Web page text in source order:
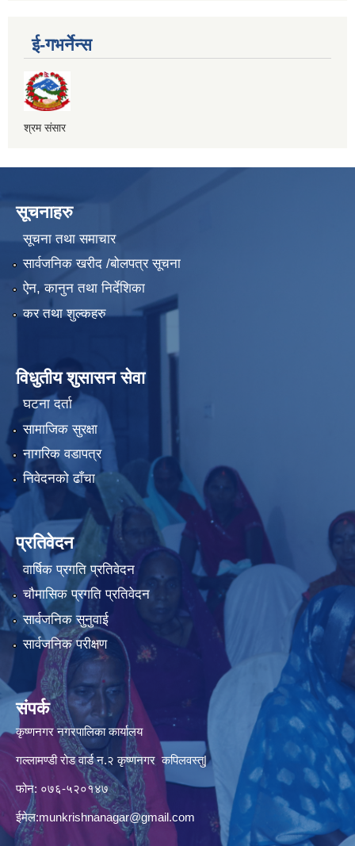
ई-गभर्नेन्स
श्रम संसार
सूचनाहरु
सूचना तथा समाचार
सार्वजनिक खरीद /बोलपत्र सूचना
ऐन, कानुन तथा निर्देशिका
कर तथा शुल्कहरु
विधुतीय शुसासन सेवा
घटना दर्ता
सामाजिक सुरक्षा
नागरिक वडापत्र
निवेदनको ढाँचा
प्रतिवेदन
वार्षिक प्रगति प्रतिवेदन
चौमासिक प्रगति प्रतिवेदन
सार्वजनिक सुनुवाई
सार्वजनिक परीक्षण
संपर्क
कृष्णनगर नगरपालिका कार्यालय
गल्लामण्डी रोड वार्ड न.२ कृष्णनगर कपिलवस्तु|
फोन: ०७६-५२०१४७
ईमेल:munkrishnanagar@gmail.com